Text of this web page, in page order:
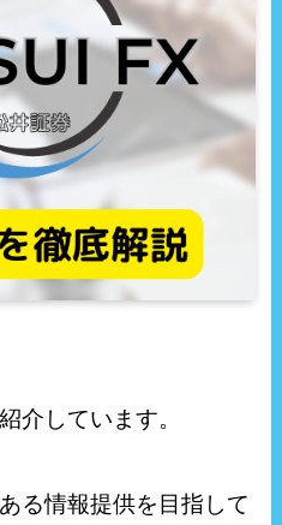
介しています。
る情報提供を目指して